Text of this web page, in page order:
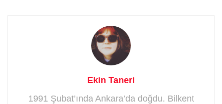
Ekin Taneri
1991 Şubat’ında Ankara’da doğdu. Bilkent